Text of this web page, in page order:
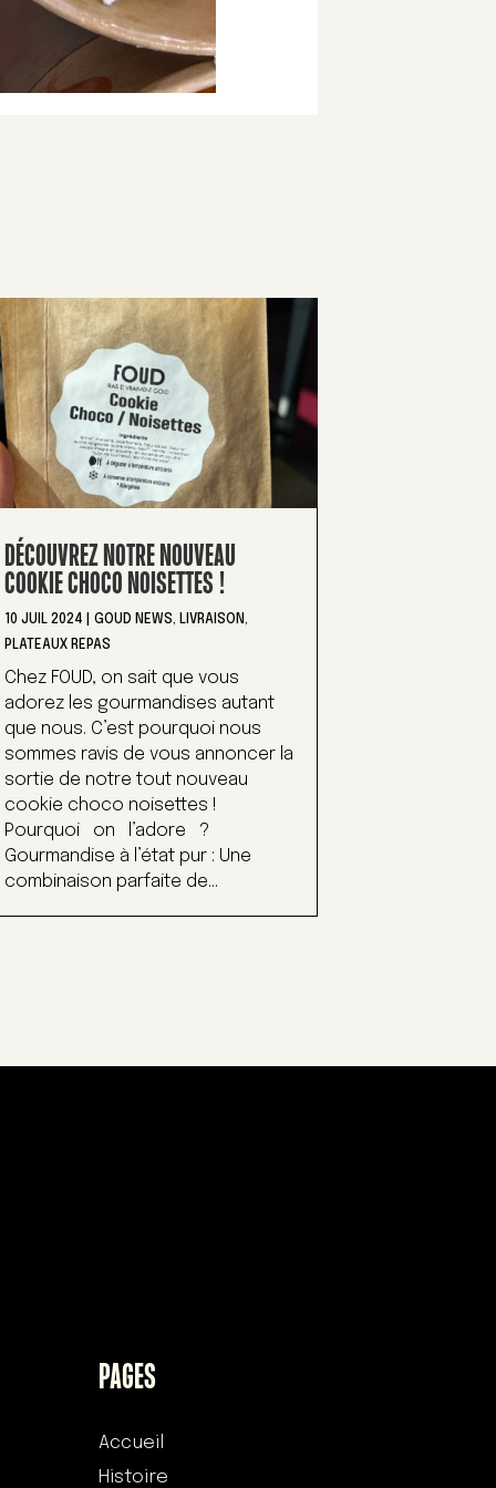
DÉCOUVREZ NOTRE NOUVEAU
COOKIE CHOCO NOISETTES !
10 JUIL 2024 GOUD NEWS, LIVRAISON,
PLATEAUX REPAS
Chez FOUD, on sait que vous
adorez les gourmandises autant
que nous. C’est pourquoi nous
sommes ravis de vous annoncer la
sortie de notre tout nouveau
cookie choco noisettes !
Pourquoi on l’adore ?
Gourmandise à l’état pur : Une
combinaison parfaite de...
PAGES
Accueil
Histoire